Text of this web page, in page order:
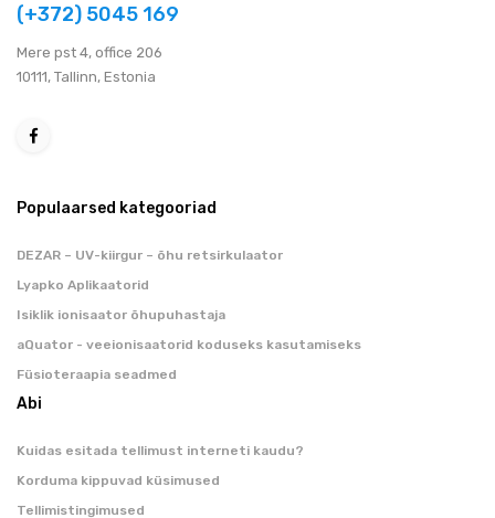
(+372) 5045 169
Мere pst 4, office 206
10111, Tallinn, Estonia
Populaarsed kategooriad
DEZAR – UV-kiirgur – õhu retsirkulaator
Lyapko Aplikaatorid
Isiklik ionisaator õhupuhastaja
aQuator - veeionisaatorid koduseks kasutamiseks
Füsioteraapia seadmed
Abi
Kuidas esitada tellimust interneti kaudu?
Korduma kippuvad küsimused
Tellimistingimused